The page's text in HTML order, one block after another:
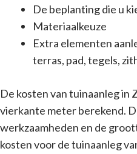
De beplanting die u
Materiaalkeuze
Extra elementen
terras, pad, tegels,
De kosten van tuinaanleg in
vierkante meter berekend.
werkzaamheden en de
kosten voor de tuinaanleg